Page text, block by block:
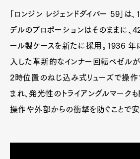
「ロンジン レジェンドダイバー 59」は
デルのプロポーションはそのままに、
ール製ケースを新たに採用。1936 年
入した革新的なインナー回転ベゼルが
2時位置のねじ込み式リューズで操作
まれ、発光性のトライアングルマーク
操作や外部からの衝撃を防ぐことで安